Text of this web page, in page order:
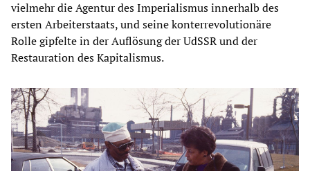
vielmehr die Agentur des Imperialismus innerhalb des
ersten Arbeiterstaats, und seine konterrevolutionäre
Rolle gipfelte in der Auflösung der UdSSR und der
Restauration des Kapitalismus.